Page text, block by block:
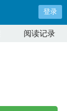
登录
阅读记录